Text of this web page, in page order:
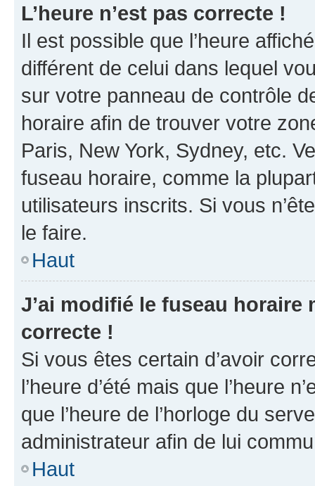
L’heure n’est pas correcte !
Il est possible que l’heure
différent de celui dans lequel
sur votre panneau de contrôle
horaire afin de trouver votre
Paris, New York, Sydney, etc.
fuseau horaire, comme la
utilisateurs inscrits. Si vous
le faire.
Haut
J’ai modifié le fuseau horaire
correcte !
Si vous êtes certain d’avoir
l’heure d’été mais que l’heure
que l’heure de l’horloge du
administrateur afin de lui
Haut